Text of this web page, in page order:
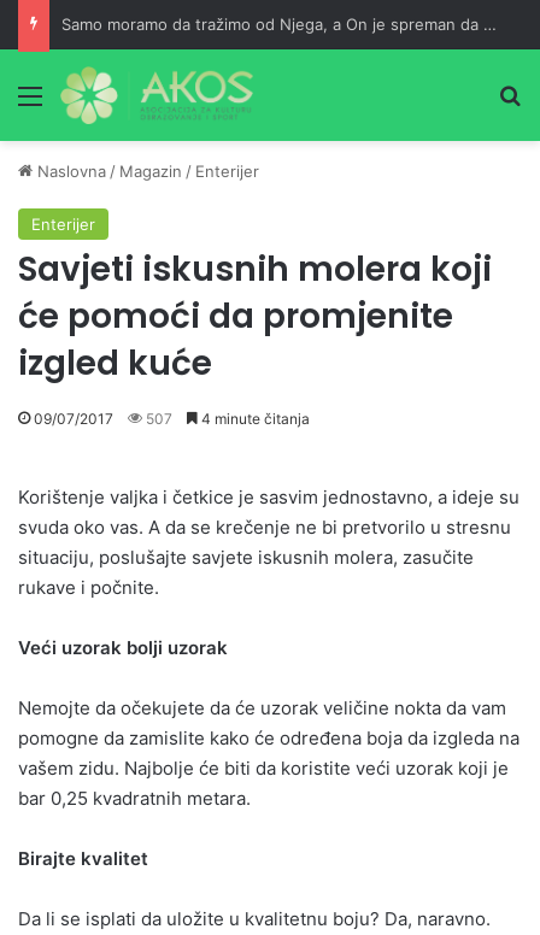
Samo moramo da tražimo od Njega, a On je spreman da nam usliši
Meni
Naslovna / Magazin / Enterijer
Enterijer
Savjeti iskusnih molera koji
će pomoći da promjenite
izgled kuće
09/07/2017 507 4 minute čitanja
Korištenje valjka i četkice je sasvim jednostavno, a ideje su
svuda oko vas. A da se krečenje ne bi pretvorilo u stresnu
situaciju, poslušajte savjete iskusnih molera, zasučite
rukave i počnite.
Veći uzorak bolji uzorak
Nemojte da očekujete da će uzorak veličine nokta da vam
pomogne da zamislite kako će određena boja da izgleda na
vašem zidu. Najbolje će biti da koristite veći uzorak koji je
bar 0,25 kvadratnih metara.
Birajte kvalitet
Da li se isplati da uložite u kvalitetnu boju? Da, naravno.